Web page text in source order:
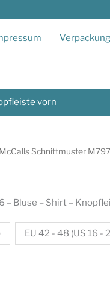
vorn
Schnittmuster
Bluse – Shirt –
EU 42 - 48 (US 16 -